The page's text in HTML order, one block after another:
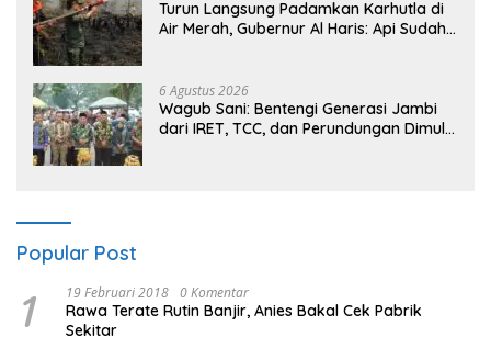
Turun Langsung Padamkan Karhutla di
Air Merah, Gubernur Al Haris: Api Sudah
6 Agustus 2026
Wagub Sani: Bentengi Generasi Jambi
dari IRET, TCC, dan Perundungan Dimulai
Popular Post
1 19 Februari 2018 0 Komentar
Rawa Terate Rutin Banjir, Anies Bakal Cek Pabrik
Sekitar